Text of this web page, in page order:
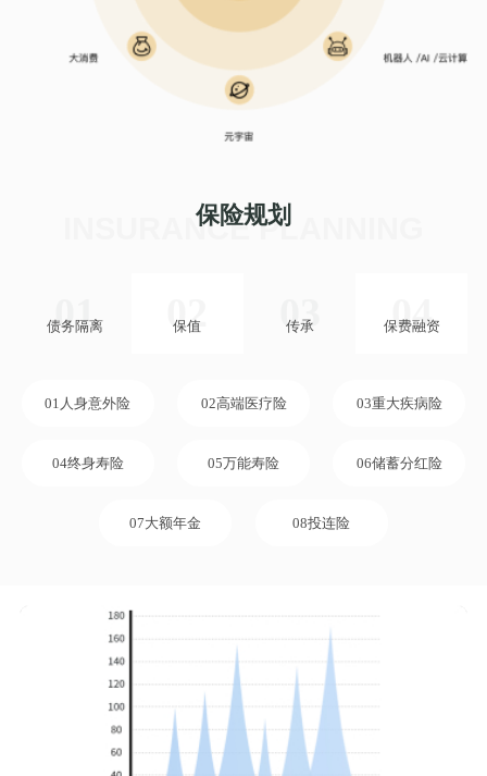
保险规划
INSURANCE PLANNING
01
债务隔离 02
保值 03
传承 04
保费融资
01人身意外险 02高端医疗险 03重大疾病险
04终身寿险 05万能寿险 06储蓄分红险
07大额年金 08投连险